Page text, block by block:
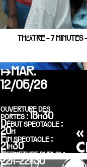
THéâTRE - 7 MINUTES
↦MAR.
12/05/26
ouverture des
portes : 18h30
Début spectacle :
20h
Fin spectacle :
21h30
Fermeture public :
22h-22h30